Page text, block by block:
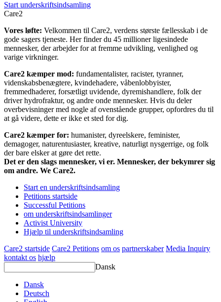
Start underskriftsindsamling
Care2
Vores løfte: Velkommen til Care2, verdens største fællesskab i de
gode sagers tjeneste. Her finder du 45 millioner ligesindede
mennesker, der arbejder for at fremme udvikling, venlighed og
varige virkninger.
Care2 kæmper mod: fundamentalister, racister, tyranner,
videnskabsbenægtere, kvindehadere, våbenlobbyister,
fremmedhaderer, forsætligt uvidende, dyremishandlere, folk der
driver hydrofraktur, og andre onde mennesker. Hvis du deler
overbevisninger med nogle af ovenstående grupper, opfordres du til
at gå videre, dette er ikke et sted for dig.
Care2 kæmper for: humanister, dyreelskere, feminister,
demagoger, naturentusiaster, kreative, naturligt nysgerrige, og folk
der bare elsker at gøre det rette.
Det er den slags mennesker, vi er. Mennesker, der bekymrer sig
om andre. We Care2.
Start en underskriftsindsamling
Petitions startside
Successful Petitions
om underskriftsindsamlinger
Activist University
Hjælp til underskriftsindsamling
Care2 startside Care2 Petitions om os partnerskaber Media Inquiry
kontakt os hjælp
Dansk
Dansk
Deutsch